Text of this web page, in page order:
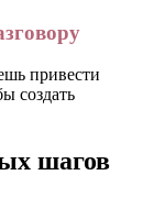
привести
создать
шагов